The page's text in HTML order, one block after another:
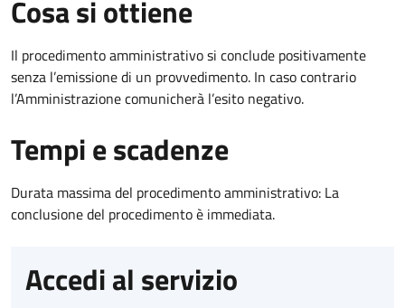
Cosa si ottiene
Il procedimento amministrativo si conclude positivamente
senza l’emissione di un provvedimento. In caso contrario
l’Amministrazione comunicherà l’esito negativo.
Tempi e scadenze
Durata massima del procedimento amministrativo: La
conclusione del procedimento è immediata.
Accedi al servizio